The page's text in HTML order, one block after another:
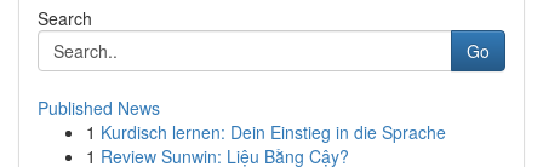
Search
Go
Published News
1 Kurdisch lernen: Dein Einstieg in die Sprache
1 Review Sunwin: Liệu Bằng Cậy?